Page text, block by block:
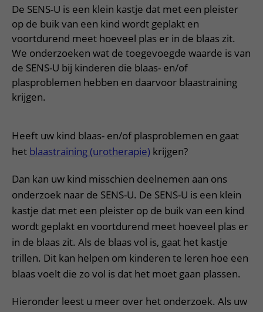
Specialismen
Poliklinieken
Verpleegafdelingen
Centra
Zorgverleners
Mijn kind heeft een (dag)opname
Mijn kind ligt op de IC
Ik ben zwanger of net bevallen
Onze poliklinieken
Onze verpleegafdelingen
Ondersteuning en begeleiding
Samen met kinderen en ouders
Ervaringen van patiënten
Zorgkosten
Wachttijden
Betere zorg door onderzoek
Samenwerking
Historie WKZ
De organisatie
Werken in het WKZ
Onze Foundation
Spoed
Adres en route
Parkeren
Virtuele plattegrond
Meer UMC Utrecht
UMC Utrecht
Research
Werken bij het WKZ
De SENS-U is een klein kastje dat met een pleister
op de buik van een kind wordt geplakt en
voortdurend meet hoeveel plas er in de blaas zit.
We onderzoeken wat de toegevoegde waarde is van
de SENS-U bij kinderen die blaas- en/of
plasproblemen hebben en daarvoor blaastraining
krijgen.
Heeft uw kind blaas- en/of plasproblemen en gaat
het blaastraining (urotherapie) krijgen?
Dan kan uw kind misschien deelnemen aan ons
onderzoek naar de SENS-U. De SENS-U is een klein
kastje dat met een pleister op de buik van een kind
wordt geplakt en voortdurend meet hoeveel plas er
in de blaas zit. Als de blaas vol is, gaat het kastje
trillen. Dit kan helpen om kinderen te leren hoe een
blaas voelt die zo vol is dat het moet gaan plassen.
Hieronder leest u meer over het onderzoek. Als uw